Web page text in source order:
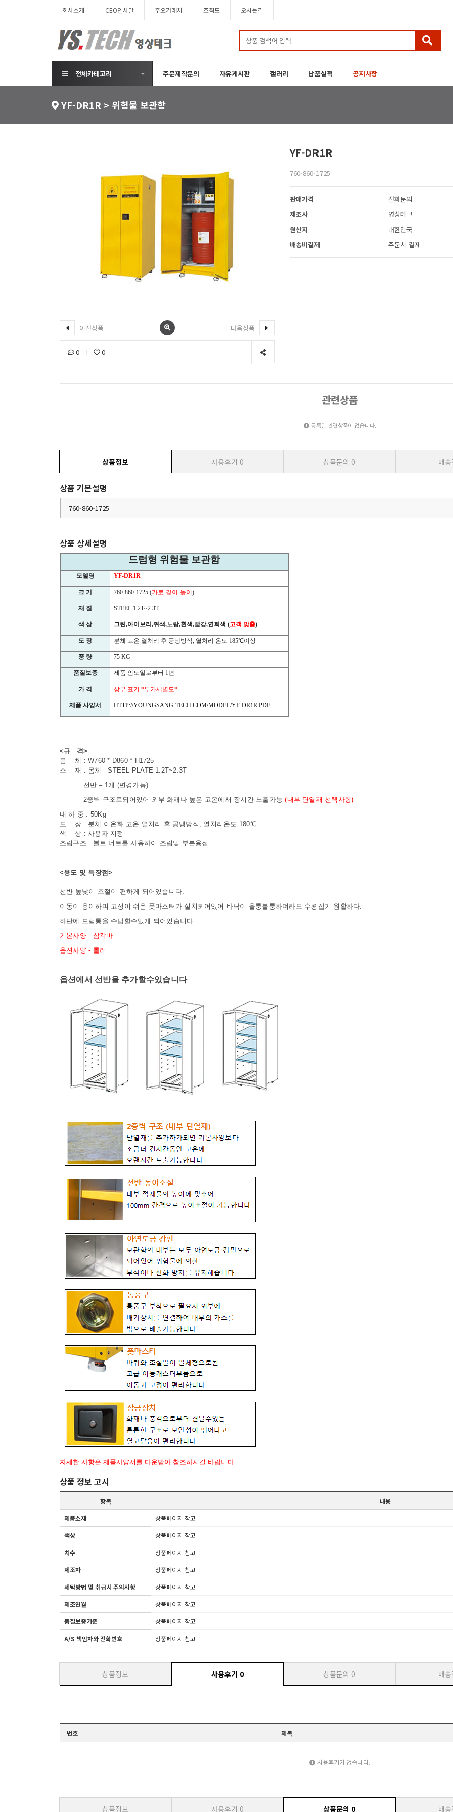
회사소개 CEO인사말 주요거래처 조직도 오시는길
전체카테고리 주문제작문의 자유게시판 갤러리 납품실적 공지사항
YF-DR1R > 위험물 보관함
이전상품 다음상품
0 0
YF-DR1R
760-860-1725
판매가격
전화문의
제조사
영상테크
원산지
대한민국
배송비결제
주문시 결제
관련상품
등록된 관련상품이 없습니다.
상품정보 사용후기 0 상품문의 0 배
상품 기본설명
760-860-1725
상품 상세설명
드럼형 위험물 보관함
모델명 YF-DR1R
크 기 760-860-1725 (가로-깊이 -높이 )
재 질 STEEL 1.2T~2.3T
색 상 그린,아이보리 ,쥐색,노랑,흰색,빨강,연회색 (고객 맞춤)
도 장 분체 고온 열처리 후 공냉방식, 열처리 온도 185℃이상
중 량 75 KG
품질보증 제품 인도일로부터 1년
가 격 상부 표기 *부가세별도*
제품 사양서 HTTP://YOUNGSANG-TECH.COM/MODEL/YF-DR1R.PDF
<규 격>
몸 체 : W760 * D860 * H1725
소 재 : 몸체 - STEEL PLATE 1.2T~2.3T
선반 – 1개 (변경가능)
2중벽 구조로되어있어 외부 화재나 높은 고온에서 장시간 노출가능(내부 단열재 선택사항)
내 하 중 : 50Kg
도 장 : 분체 이온화 고온 열처리 후 공냉방식, 열처리온도 180℃
색 상 : 사용자 지정
조립구조 : 볼트 너트를 사용하여 조립및 부분용접
<용도 및 특장점>
선반 높낮이 조절이 편하게 되어있습니다.
이동이 용이하며 고정이 쉬운 풋마스터가 설치되어있어 바닥이 울퉁불퉁하더라도 수평잡기 원활하다.
하단에 드럼통을 수납할수있게 되어있습니다
기본사양 - 삼각바
옵션사양 - 롤러
옵션에서 선반을 추가할수있습니다
자세한 사항은 제품사양서를 다운받아 참조하시길 바랍니다
상품 정보 고시
항목
내용
제품소재
상품페이지 참고
색상
상품페이지 참고
치수
상품페이지 참고
제조자
상품페이지 참고
세탁방법 및 취급시 주의사항
상품페이지 참고
제조연월
상품페이지 참고
품질보증기준
상품페이지 참고
A/S 책임자와 전화번호
상품페이지 참고
상품정보 사용후기 0 상품문의 0 배
번호 제목
사용후기가 없습니다.
상품정보 사용후기 0 상품문의 0 배